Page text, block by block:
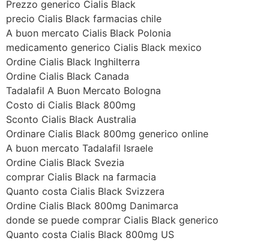
Prezzo generico Cialis Black
precio Cialis Black farmacias chile
A buon mercato Cialis Black Polonia
medicamento generico Cialis Black mexico
Ordine Cialis Black Inghilterra
Ordine Cialis Black Canada
Tadalafil A Buon Mercato Bologna
Costo di Cialis Black 800mg
Sconto Cialis Black Australia
Ordinare Cialis Black 800mg generico online
A buon mercato Tadalafil Israele
Ordine Cialis Black Svezia
comprar Cialis Black na farmacia
Quanto costa Cialis Black Svizzera
Ordine Cialis Black 800mg Danimarca
donde se puede comprar Cialis Black generico
Quanto costa Cialis Black 800mg US